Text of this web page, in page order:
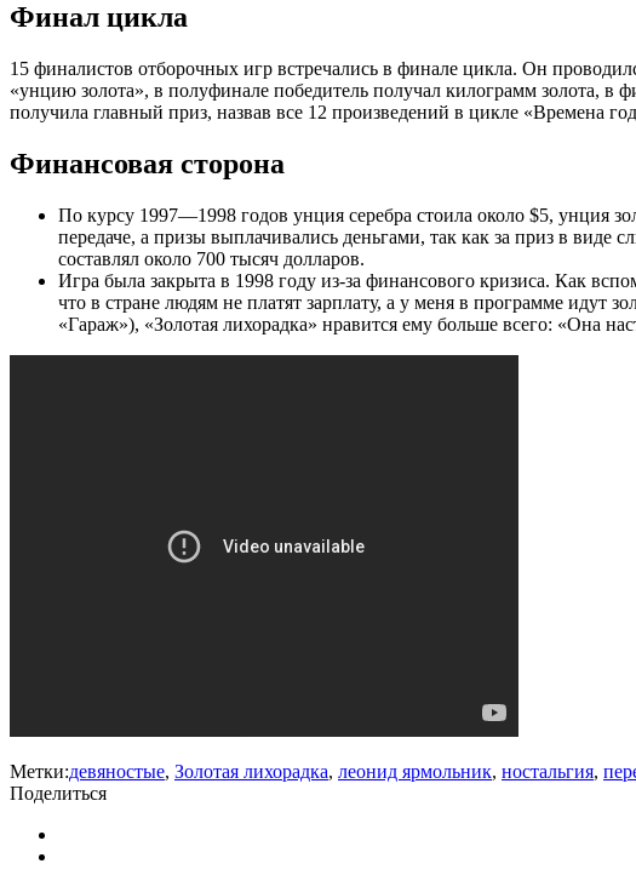
Финал цикла
15 финалистов отборочных игр встречались в финале цикла. Он
«унцию золота», в полуфинале победитель получал килограмм золота, в
получила главный приз, назвав все 12 произведений в цикле «Времена
Финансовая сторона
По курсу 1997—1998 годов унция серебра стоила около $5, унция
передаче, а призы выплачивались деньгами, так как за приз в
составлял около 700 тысяч долларов.
Игра была закрыта в 1998 году из-за финансового кризиса. Как
что в стране людям не платят зарплату, а у меня в программе идут
«Гараж»), «Золотая лихорадка» нравится ему больше всего: «Она
Метки:девяностые, Золотая лихорадка, леонид ярмольник, ностальгия,
Поделиться